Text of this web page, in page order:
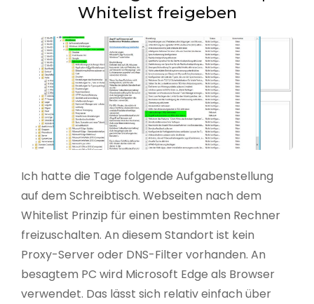
Directory
Whitelist freigeben
Ich hatte die Tage folgende Aufgabenstellung
auf dem Schreibtisch. Webseiten nach dem
Whitelist Prinzip für einen bestimmten Rechner
freizuschalten. An diesem Standort ist kein
Proxy-Server oder DNS-Filter vorhanden. An
besagtem PC wird Microsoft Edge als Browser
verwendet. Das lässt sich relativ einfach über